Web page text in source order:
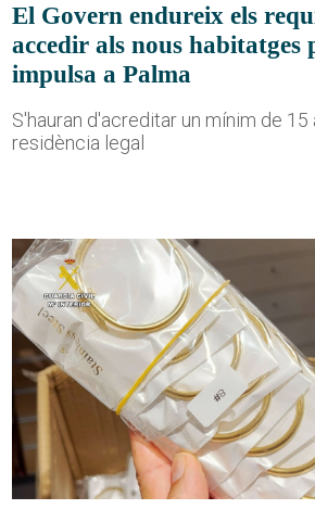
El Govern endureix els
accedir als nous habitatges
impulsa a Palma
S'hauran d'acreditar un mínim de 15
residència legal